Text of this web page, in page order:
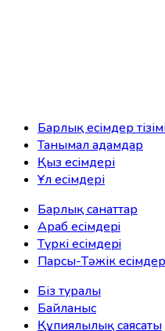
Барлық есімдер
Танымал адамдар
Қыз есімдері
Ұл есімдері
Барлық санаттар
Араб есімдерi
Түркі есімдерi
Парсы-Тәжік
Біз туралы
Байланыс
Құпиялылық саясаты